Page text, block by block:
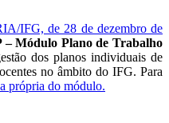
IFG, de 28 de dezembro de
– Módulo Plano de Trabalho
dos planos individuais de
no âmbito do IFG. Para
própria do módulo.